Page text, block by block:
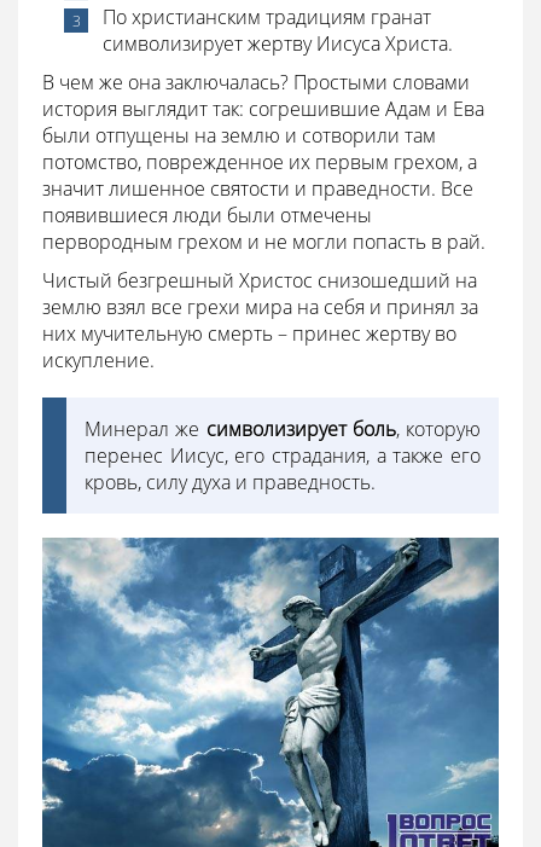
По христианским традициям гранат
символизирует жертву Иисуса Христа.
В чем же она заключалась? Простыми словами
история выглядит так: согрешившие Адам и Ева
были отпущены на землю и сотворили там
потомство, поврежденное их первым грехом, а
значит лишенное святости и праведности. Все
появившиеся люди были отмечены
первородным грехом и не могли попасть в рай.
Чистый безгрешный Христос снизошедший на
землю взял все грехи мира на себя и принял за
них мучительную смерть – принес жертву во
искупление.
Минерал же символизирует боль, которую
перенес Иисус, его страдания, а также его
кровь, силу духа и праведность.